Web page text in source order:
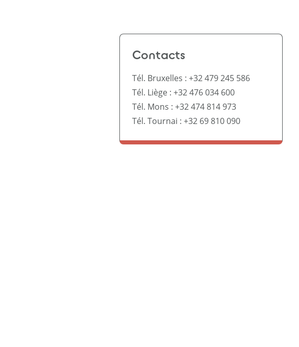
Contacts
Tél. Bruxelles : +32 479 245 586
Tél. Liège : +32 476 034 600
Tél. Mons : +32 474 814 973
Tél. Tournai : +32 69 810 090